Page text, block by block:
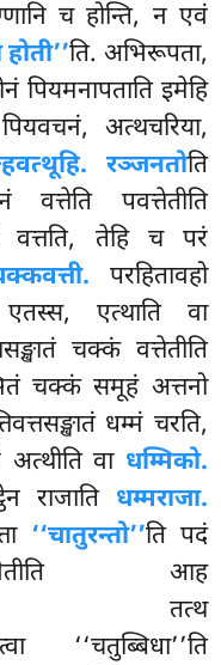
च होन्ति, न एवं
ति. अभिरूपता,
पियमनापताति इमेहि
अत्थचरिया,
रञ्जनतोति
पवत्तेतीति
वत्तति, तेहि च परं
परहितावहो
एतस्स, एत्थाति वा
चक्कं वत्तेतीति
चक्कं समूहं अत्तनो
धम्मं चरति,
अत्थीति वा धम्मिको.
राजाति धम्मराजा.
‘‘चातुरन्तो’’ति पदं
आह
तत्थ
‘‘चतुब्बिधा’’ति